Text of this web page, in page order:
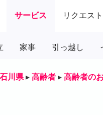
サービス リクエスト
家事 引っ越し
石川県 ▸ 高齢者 ▸ 高齢者の